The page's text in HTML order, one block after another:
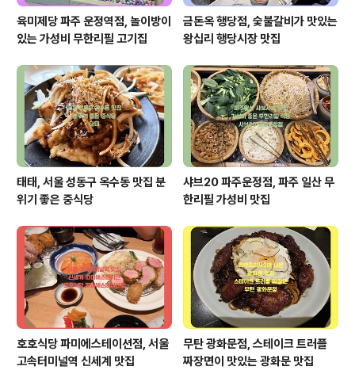
육미제당 파주 운정역점, 놀이방이
있는 가성비 무한리필 고기집
금돈옥 행당점, 숯불갈비가 맛있는
왕십리 행당시장 맛집
태태, 서울 성동구 옥수동 맛집 분
위기 좋은 중식당
샤브20 파주운정점, 파주 일산 무
한리필 가성비 맛집
호호식당 파미에스테이션점, 서울
고속터미널역 신세계 맛집
무탄 광화문점, 스테이크 트러플
짜장면이 맛있는 광화문 맛집